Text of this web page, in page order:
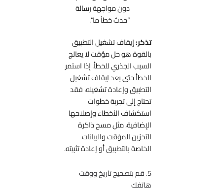
دون مواجهة رسالة
“حدث خطأ ما”.
إيقاف تشغيل التطبيق
بالقوة هو حل مؤقت لا يعالج
السبب الجذري للخطأ. إذا استمر
الخطأ حتى بعد إيقاف تشغيل
التطبيق وإعادة تشغيله، فقد
تحتاج إلى تجربة خطوات
استكشاف الأخطاء وإصلاحها
الإضافية، مثل مسح ذاكرة
التخزين المؤقت والبيانات
الخاصة بالتطبيق أو إعادة تثبيته.
5. قم بتصحيح تاريخ ووقت